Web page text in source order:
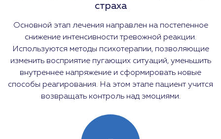
страха
Основной этап лечения направлен на постепенное
снижение интенсивности тревожной реакции.
Используются методы психотерапии, позволяющие
изменить восприятие пугающих ситуаций, уменьшить
внутреннее напряжение и сформировать новые
способы реагирования. На этом этапе пациент учится
возвращать контроль над эмоциями.